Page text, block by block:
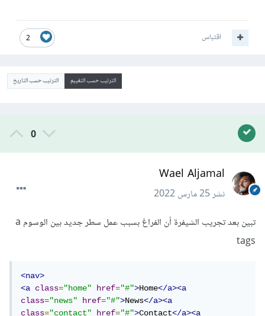
2 اقتباس
الترتيب حسب التقييم الترتيب حسب التاريخ
0
Wael Aljamal
نشر25 مارس 2022
تبين بعد تجريب الشيفرة أن الفراغ بسبب عمل سطر جديد بين الوسوم a
tags
<nav>
<a
class="home" href="#">Home</a><a
class="news" href="#">News</a><a
class="contact" href="#">Contact</a><a